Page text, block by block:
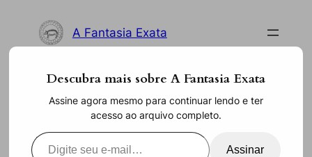
o
A Fantasia Exata
Inscreva-se: Convivium,
pesquisa e invenção
Descubra mais sobre A Fantasia Exata
Assine agora mesmo para continuar lendo e ter
acesso ao arquivo completo.
Digite seu e-mail…
Assinar